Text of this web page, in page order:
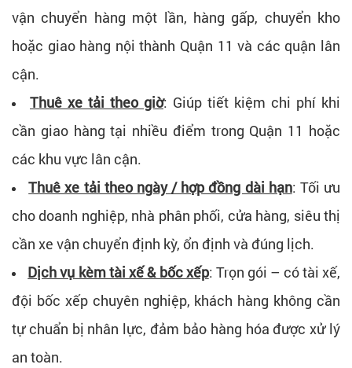
vận chuyển hàng một lần, hàng gấp, chuyển kho
hoặc giao hàng nội thành Quận 11 và các quận lân
cận.
Thuê xe tải theo giờ: Giúp tiết kiệm chi phí khi
cần giao hàng tại nhiều điểm trong Quận 11 hoặc
các khu vực lân cận.
Thuê xe tải theo ngày / hợp đồng dài hạn: Tối ưu
cho doanh nghiệp, nhà phân phối, cửa hàng, siêu thị
cần xe vận chuyển định kỳ, ổn định và đúng lịch.
Dịch vụ kèm tài xế & bốc xếp: Trọn gói – có tài xế,
đội bốc xếp chuyên nghiệp, khách hàng không cần
tự chuẩn bị nhân lực, đảm bảo hàng hóa được xử lý
an toàn.